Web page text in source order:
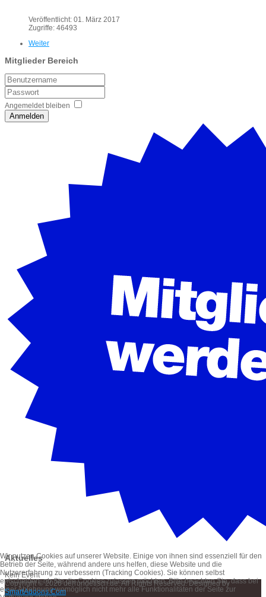
Veröffentlicht: 01. März 2017
Zugriffe: 46493
Weiter
Mitglieder Bereich
Angemeldet bleiben
Anmelden
Aktuelles
Kein Event
Copyright © 2026 derrundetisch.de. All Rights Reserved. Designed by
SmartAddons.Com
Wir nutzen Cookies auf unserer Website. Einige von ihnen sind essenziell für den
Betrieb der Seite, während andere uns helfen, diese Website und die
Nutzererfahrung zu verbessern (Tracking Cookies). Sie können selbst
entscheiden, ob Sie die Cookies zulassen möchten. Bitte beachten Sie, dass bei
einer Ablehnung womöglich nicht mehr alle Funktionalitäten der Seite zur